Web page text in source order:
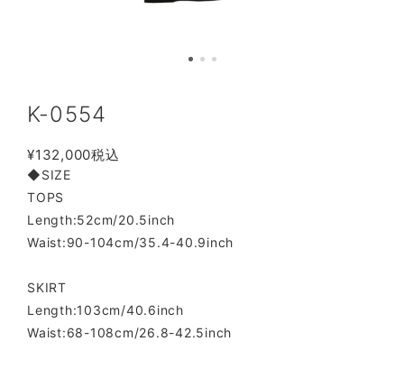
K-0554
¥132,000税込
◆SIZE
TOPS
Length:52cm/20.5inch
Waist:90-104cm/35.4-40.9inch
SKIRT
Length:103cm/40.6inch
Waist:68-108cm/26.8-42.5inch